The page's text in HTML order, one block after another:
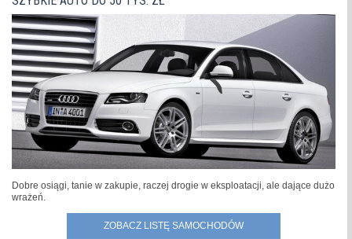
Dobre osiągi, tanie w zakupie, raczej drogie w eksploatacji, ale dające dużo
wrażeń.
ZOBACZ LISTĘ SAMOCHODÓW